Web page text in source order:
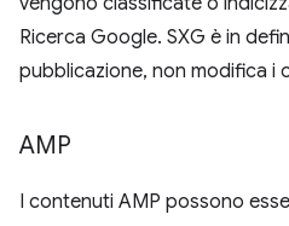
Ricerca Google. SXG è in
pubblicazione, non modifica i
AMP
I contenuti AMP possono